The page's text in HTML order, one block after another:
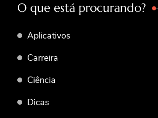
O que está procurando?
Aplicativos
Carreira
Ciência
Dicas